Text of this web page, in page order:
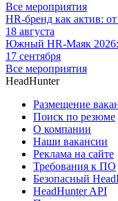
Все мероприятия
HR-бренд как актив:
18 августа
Южный HR-Маяк 2026:
17 сентября
Все мероприятия
HeadHunter
Размещение
Поиск по резюме
О компании
Наши вакансии
Реклама на сайте
Требования к ПО
Безопасный
HeadHunter API